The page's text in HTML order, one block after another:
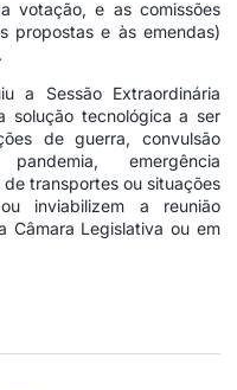
votação, e as comissões
propostas e às emendas)
a Sessão Extraordinária
solução tecnológica a ser
de guerra, convulsão
emergência
transportes ou situações
inviabilizem a reunião
Câmara Legislativa ou em